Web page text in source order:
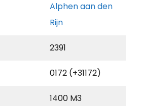
Alphen aan den
Rijn
2391
0172 (+31172)
1400 M3